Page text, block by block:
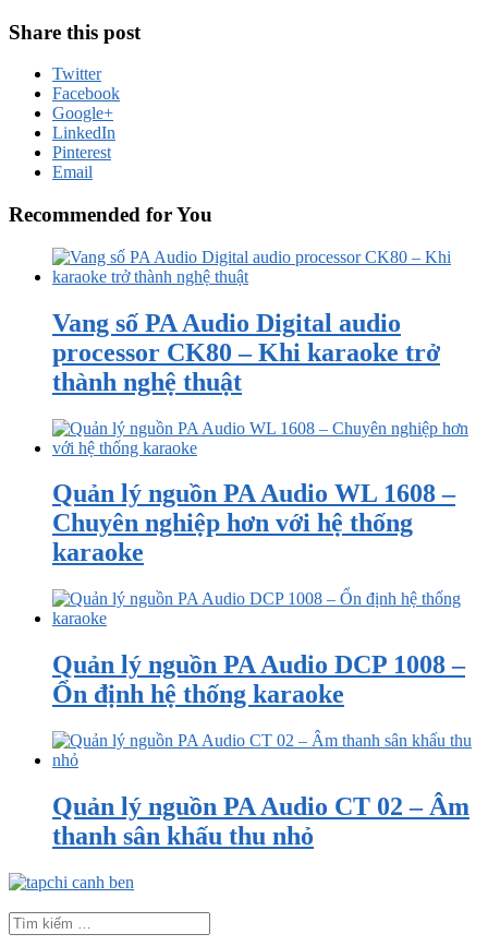
Share this post
Twitter
Facebook
Google+
LinkedIn
Pinterest
Email
Recommended for You
Vang số PA Audio Digital audio
processor CK80 – Khi karaoke trở
thành nghệ thuật
Quản lý nguồn PA Audio WL 1608 –
Chuyên nghiệp hơn với hệ thống
karaoke
Quản lý nguồn PA Audio DCP 1008 –
Ổn định hệ thống karaoke
Quản lý nguồn PA Audio CT 02 – Âm
thanh sân khấu thu nhỏ